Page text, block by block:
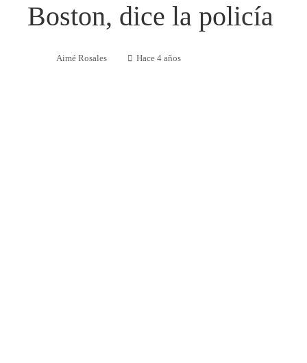
Boston, dice la policía
Aimé Rosales Hace 4 años